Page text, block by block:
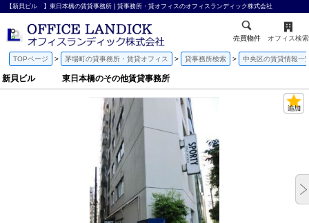
【新貝ビル 】東日本橋の賃貸事務所 | 貸事務所・貸オフィスのオフィスランディック株式会社
売買物件 オフィス検索
TOPページ 茅場町の貸事務所・賃貸オフィス 貸事務所検索 中央区の賃貸情報一
新貝ビル 東日本橋のその他賃貸事務所